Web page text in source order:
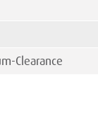
Clearance